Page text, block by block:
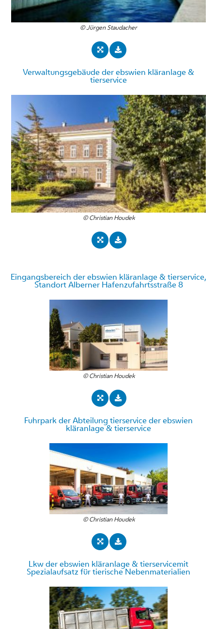
© Jürgen Staudacher
Verwaltungsgebäude der ebswien kläranlage &
tierservice
© Christian Houdek
Eingangsbereich der ebswien kläranlage & tierservice,
Standort Alberner Hafenzufahrtsstraße 8
© Christian Houdek
Fuhrpark der Abteilung tierservice der ebswien
kläranlage & tierservice
© Christian Houdek
Lkw der ebswien kläranlage & tierservicemit
Spezialaufsatz für tierische Nebenmaterialien